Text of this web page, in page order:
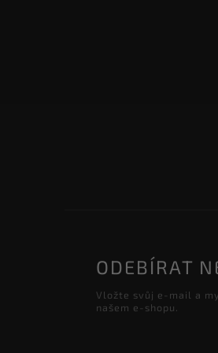
ODEBÍRAT
Vložte svůj e-mail a
našem e-shopu.